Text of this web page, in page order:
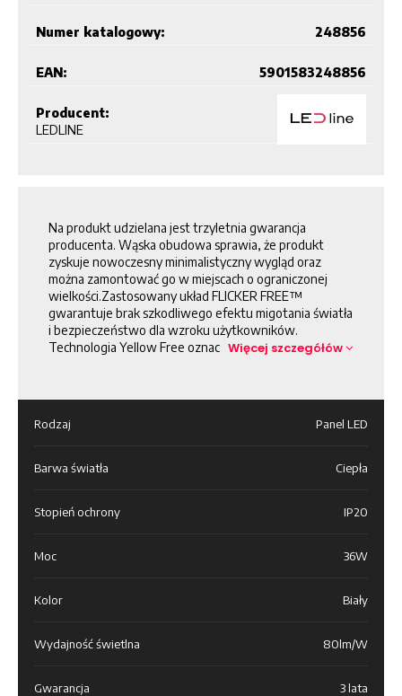
Numer katalogowy: 248856
EAN: 5901583248856
Producent:
LEDLINE
Na produkt udzielana jest trzyletnia gwarancja
producenta. Wąska obudowa sprawia, że produkt
zyskuje nowoczesny minimalistyczny wygląd oraz
można zamontować go w miejscach o ograniczonej
wielkości.Zastosowany układ FLICKER FREE™
gwarantuje brak szkodliwego efektu migotania światła
i bezpieczeństwo dla wzroku użytkowników.
Technologia Yellow Free oznac Więcej szczegółów
Rodzaj Panel LED
Barwa światła Ciepła
Stopień ochrony IP20
Moc 36W
Kolor Biały
Wydajność świetlna 80lm/W
Gwarancja 3 lata